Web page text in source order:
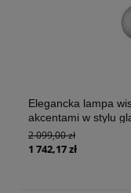
Elegancka lampa
akcentami w stylu
2 099,00 zł
1 742,17 zł